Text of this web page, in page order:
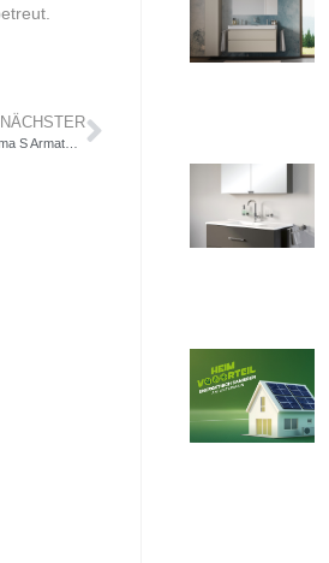
NÄCHSTER